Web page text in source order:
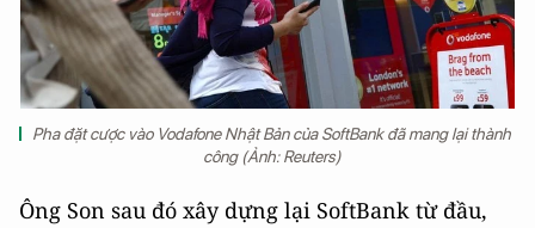
Pha đặt cược vào Vodafone Nhật Bản của SoftBank đã mang lại thành
công (Ảnh: Reuters)
Ông Son sau đó xây dựng lại SoftBank từ đầu,